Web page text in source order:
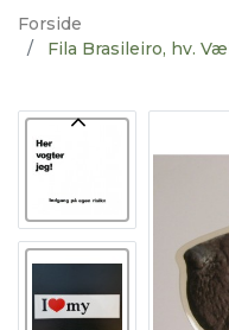
Forside
Fila Brasileiro, hv.